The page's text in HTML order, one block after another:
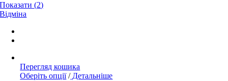
Показати(2)
Відміна
Перегляд кошика
Оберіть опції Цей
/Детальніше